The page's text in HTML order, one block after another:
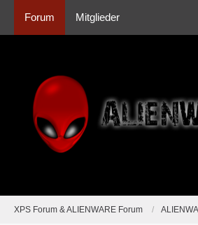
Forum Mitglieder
XPS Forum & ALIENWARE Forum